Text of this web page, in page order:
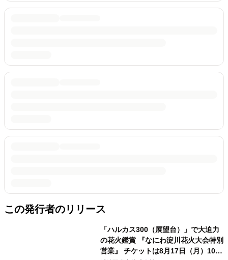
この発行者のリリース
「ハルカス300（展望台）」で大迫力
の花火鑑賞 『なにわ淀川花火大会特別
営業』 チケットは8月17日（月）10時